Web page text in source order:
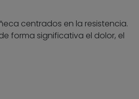
centrados en la resistencia.
forma significativa el dolor, el